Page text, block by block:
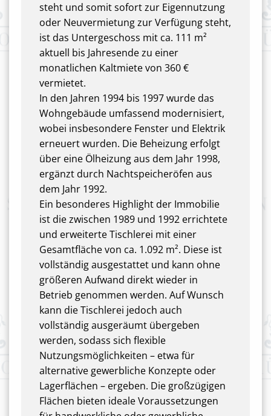
steht und somit sofort zur Eigennutzung
oder Neuvermietung zur Verfügung steht,
ist das Untergeschoss mit ca. 111 m²
aktuell bis Jahresende zu einer
monatlichen Kaltmiete von 360 €
vermietet.
In den Jahren 1994 bis 1997 wurde das
Wohngebäude umfassend modernisiert,
wobei insbesondere Fenster und Elektrik
erneuert wurden. Die Beheizung erfolgt
über eine Ölheizung aus dem Jahr 1998,
ergänzt durch Nachtspeicheröfen aus
dem Jahr 1992.
Ein besonderes Highlight der Immobilie
ist die zwischen 1989 und 1992 errichtete
und erweiterte Tischlerei mit einer
Gesamtfläche von ca. 1.092 m². Diese ist
vollständig ausgestattet und kann ohne
größeren Aufwand direkt wieder in
Betrieb genommen werden. Auf Wunsch
kann die Tischlerei jedoch auch
vollständig ausgeräumt übergeben
werden, sodass sich flexible
Nutzungsmöglichkeiten – etwa für
alternative gewerbliche Konzepte oder
Lagerflächen – ergeben. Die großzügigen
Flächen bieten ideale Voraussetzungen